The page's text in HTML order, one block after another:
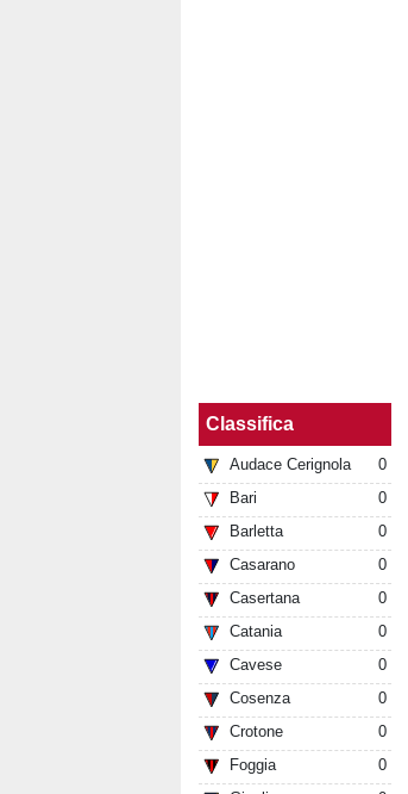
Classifica
Audace Cerignola
0
Bari
0
Barletta
0
Casarano
0
Casertana
0
Catania
0
Cavese
0
Cosenza
0
Crotone
0
Foggia
0